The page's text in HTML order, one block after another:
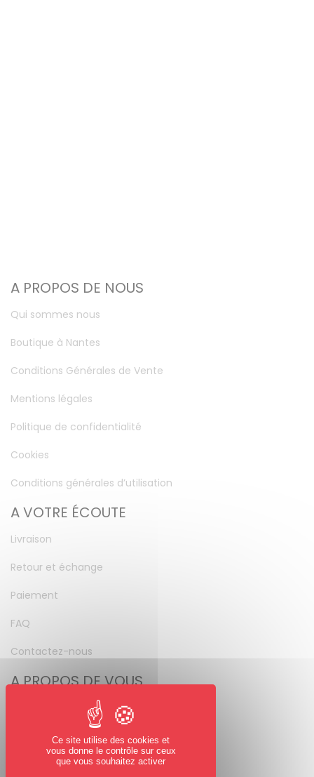
A PROPOS DE NOUS
Qui sommes nous
Boutique à Nantes
Conditions Générales de Vente
Mentions légales
Politique de confidentialité
Cookies
Conditions générales d’utilisation
A VOTRE ÉCOUTE
Livraison
Retour et échange
Paiement
FAQ
Contactez-nous
A PROPOS DE VOUS
Mot de passe perdu
NOUS SUIVRE
Ce site utilise des cookies et
vous donne le contrôle sur ceux
que vous souhaitez activer